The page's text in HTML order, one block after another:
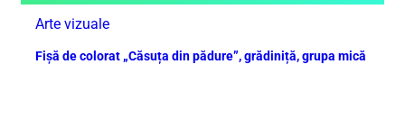
Arte vizuale
Fișă de colorat „Căsuța din pădure”, grădiniță, grupa mică